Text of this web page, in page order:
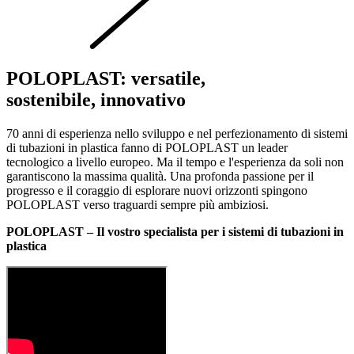
POLOPLAST: versatile,
sostenibile, innovativo
70 anni di esperienza nello sviluppo e nel perfezionamento di sistemi
di tubazioni in plastica fanno di POLOPLAST un leader
tecnologico a livello europeo. Ma il tempo e l'esperienza da soli non
garantiscono la massima qualità. Una profonda passione per il
progresso e il coraggio di esplorare nuovi orizzonti spingono
POLOPLAST verso traguardi sempre più ambiziosi.
POLOPLAST – Il vostro specialista per i sistemi di tubazioni in
plastica